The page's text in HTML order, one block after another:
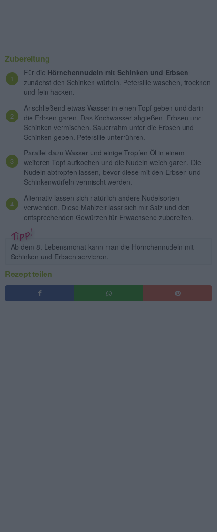
Zubereitung
Für die Hörnchennudeln mit Schinken und Erbsen
zunächst den Schinken würfeln. Petersilie waschen, trocknen
und fein hacken.
Anschließend etwas Wasser in einen Topf geben und darin
die Erbsen garen. Das Kochwasser abgießen. Erbsen und
Schinken vermischen. Sauerrahm unter die Erbsen und
Schinken geben. Petersilie unterrühren.
Parallel dazu Wasser und einige Tropfen Öl in einem
weiteren Topf aufkochen und die Nudeln weich garen. Die
Nudeln abtropfen lassen, bevor diese mit den Erbsen und
Schinkenwürfeln vermischt werden.
Alternativ lassen sich natürlich andere Nudelsorten
verwenden. Diese Mahlzeit lässt sich mit Salz und den
entsprechenden Gewürzen für Erwachsene zubereiten.
Ab dem 8. Lebensmonat kann man die Hörnchennudeln mit
Schinken und Erbsen servieren.
Rezept teilen